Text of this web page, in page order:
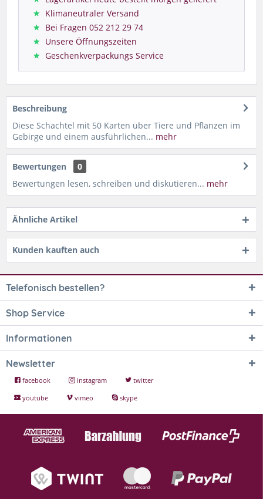
Klimaneutraler Versand
Bei Fragen 052 212 29 74
Unsere Öffnungszeiten
Geschenkverpackungs Service
Beschreibung
Diese Schachtel mit 50 Karten über Tiere und Pflanzen im
Gebirge und einem ausführlichen... mehr
Bewertungen
0
Bewertungen lesen, schreiben und diskutieren... mehr
Ähnliche Artikel
Kunden kauften auch
Telefonisch bestellen?
Shop Service
Informationen
Newsletter
facebook instagram
twitter
youtube
vimeo skype